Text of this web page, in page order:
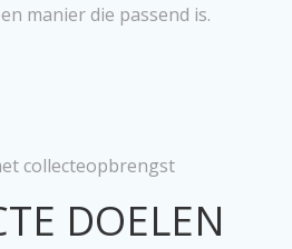
manier die passend is.
DOELEN